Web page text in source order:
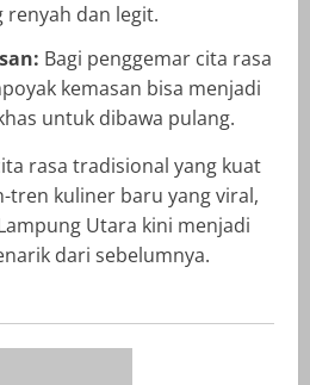
renyah dan legit.
Bagi penggemar cita rasa
kemasan bisa menjadi
untuk dibawa pulang.
rasa tradisional yang kuat
tren kuliner baru yang viral,
Utara kini menjadi
dari sebelumnya.